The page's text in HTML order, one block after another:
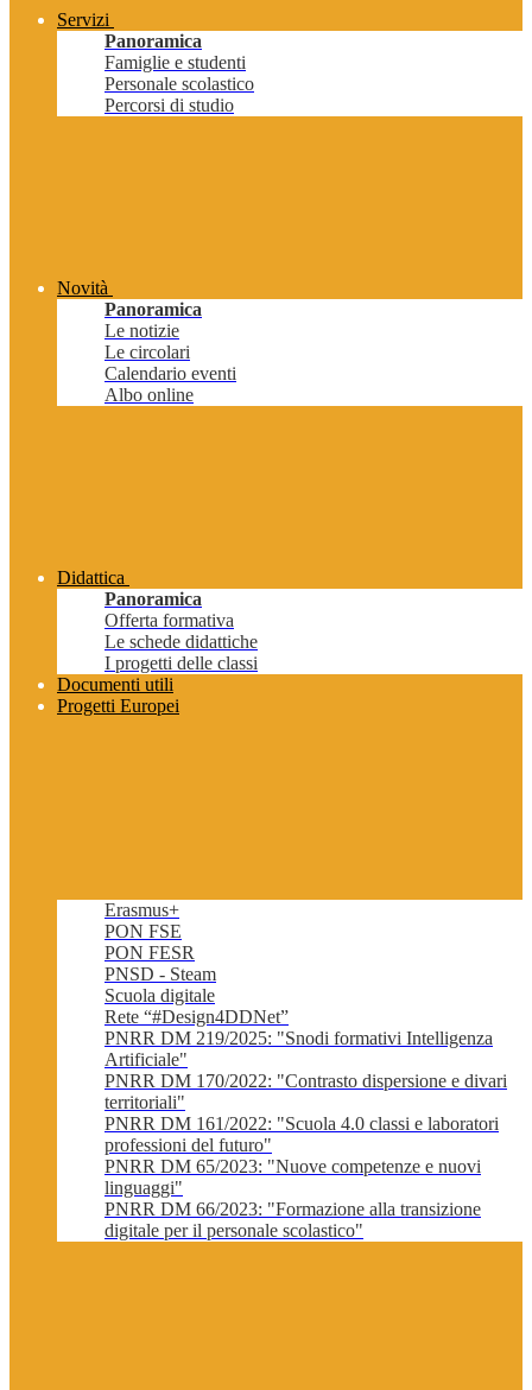
Servizi
Panoramica
Famiglie e studenti
Personale scolastico
Percorsi di studio
Novità
Panoramica
Le notizie
Le circolari
Calendario eventi
Albo online
Didattica
Panoramica
Offerta formativa
Le schede didattiche
I progetti delle classi
Documenti utili
Progetti Europei
Erasmus+
PON FSE
PON FESR
PNSD - Steam
Scuola digitale
Rete “#Design4DDNet”
PNRR DM 219/2025: "Snodi formativi Intelligenza
Artificiale"
PNRR DM 170/2022: "Contrasto dispersione e divari
territoriali"
PNRR DM 161/2022: "Scuola 4.0 classi e laboratori
professioni del futuro"
PNRR DM 65/2023: "Nuove competenze e nuovi
linguaggi"
PNRR DM 66/2023: "Formazione alla transizione
digitale per il personale scolastico"